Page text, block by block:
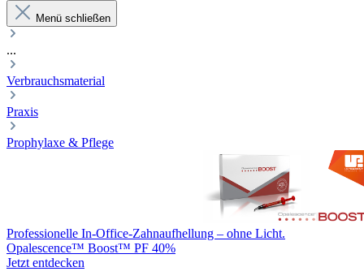
Menü schließen
...
Verbrauchsmaterial
Praxis
Prophylaxe & Pflege
Professionelle In-Office-Zahnaufhellung – ohne Licht.
Opalescence™ Boost™ PF 40%
Jetzt entdecken